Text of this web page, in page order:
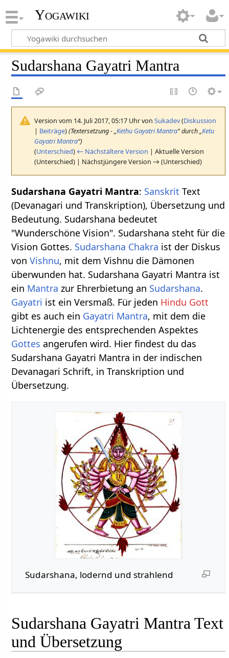
Yogawiki
Sudarshana Gayatri Mantra
Version vom 14. Juli 2017, 05:17 Uhr vonSukadev(Diskussion
| Beiträge)(Textersetzung - „Kethu Gayatri Mantra“ durch „Ketu
Gayatri Mantra“)
(Unterschied) ← Nächstältere Version | Aktuelle Version
(Unterschied) | Nächstjüngere Version → (Unterschied)
Sudarshana Gayatri Mantra: Sanskrit Text
(Devanagari und Transkription), Übersetzung und
Bedeutung. Sudarshana bedeutet
"Wunderschöne Vision". Sudarshana steht für die
Vision Gottes. Sudarshana Chakra ist der Diskus
vonVishnu, mit dem Vishnu die Dämonen
überwunden hat. Sudarshana Gayatri Mantra ist
ein Mantra zur Ehrerbietung an Sudarshana.
Gayatri ist ein Versmaß. Für jeden Hindu Gott
gibt es auch ein Gayatri Mantra, mit dem die
Lichtenergie des entsprechenden Aspektes
Gottes angerufen wird. Hier findest du das
Sudarshana Gayatri Mantra in der indischen
Devanagari Schrift, in Transkription und
Übersetzung.
Sudarshana, lodernd und strahlend
Sudarshana Gayatri Mantra Text
und Übersetzung